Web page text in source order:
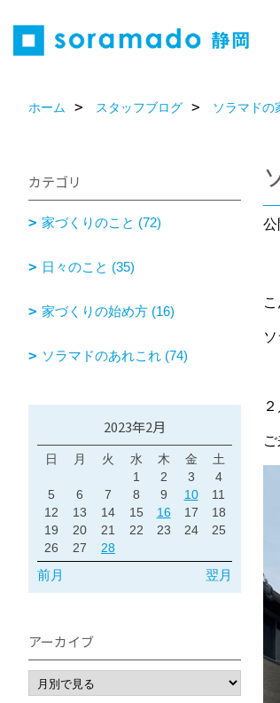
ホーム スタッフブログ ソラマドの
公
カテゴリ
家づくりのこと (72)
日々のこと (35)
家づくりの始め方 (16)
ソラマドのあれこれ (74)
2023年2月
日 月 火 水 木 金
土
1
2 3
4
5
6 7 8 9 10
11
12
13 14 15 16 17
18
19
20 21 22 23 24
25
26
27 28
前月 翌月
アーカイブ